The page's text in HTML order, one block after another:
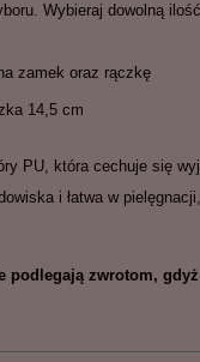
Wybieraj dowolną
zamek oraz rączkę
14,5 cm
PU, która cechuje się
i łatwa w
podlegają zwrotom,